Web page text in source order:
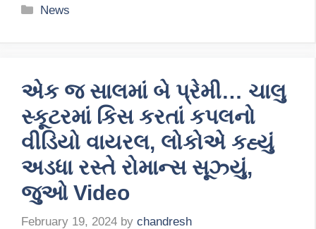
Categories
News
એક જ સાલમાં બે પ્રેમી… ચાલુ
સ્કૂટરમાં કિસ કરતાં કપલનો
વીડિયો વાયરલ, લોકોએ કહ્યું
અડધા રસ્તે રોમાન્સ સૂઝ્યું,
જુઓ Video
February 19, 2024 by chandresh